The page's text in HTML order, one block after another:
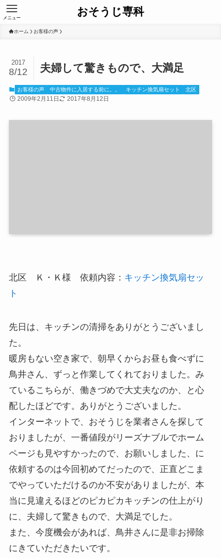
おそうじ専科
メニュー
ホーム お客様の声
夫婦して驚きもので、大満足
2017
8/12
お客様の声 中古物件に入居する前に。。 キッチン換気扇セット 北区
2009年2月11日 2017年8月12日
北区 Ｋ・Ｋ様 依頼内容： キッチン換気扇セッ
ト
先日は、キッチンの清掃をありがとうございまし
た。
暖房もない空き家で、朝早くからお昼も食べずに
鳥井さん、ずっと作業してくれておりました。み
ているこちらが、働きづめで大丈夫なのか、と心
配したほどです。ありがとうございました。
インターネットで、おそうじを業者さんを探して
おりましたが、一番値段がリーズナブルでホーム
ページも見やすかったので、お願いしました、に
依頼するのは今回初めてだったので、正直どこま
でやっていただけるのか不安がありましたが、本
当に見違えるほどのピカピカキッチンの仕上がり
に、夫婦して驚きもので、大満足でした。
また、今度機会があれば、鳥井さんに是非お掃除
にきていただきたいです。